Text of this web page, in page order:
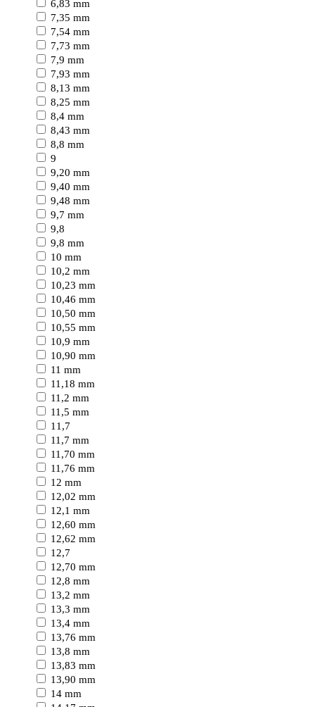
6,83 mm
7,35 mm
7,54 mm
7,73 mm
7,9 mm
7,93 mm
8,13 mm
8,25 mm
8,4 mm
8,43 mm
8,8 mm
9
9,20 mm
9,40 mm
9,48 mm
9,7 mm
9,8
9,8 mm
10 mm
10,2 mm
10,23 mm
10,46 mm
10,50 mm
10,55 mm
10,9 mm
10,90 mm
11 mm
11,18 mm
11,2 mm
11,5 mm
11,7
11,7 mm
11,70 mm
11,76 mm
12 mm
12,02 mm
12,1 mm
12,60 mm
12,62 mm
12,7
12,70 mm
12,8 mm
13,2 mm
13,3 mm
13,4 mm
13,76 mm
13,8 mm
13,83 mm
13,90 mm
14 mm